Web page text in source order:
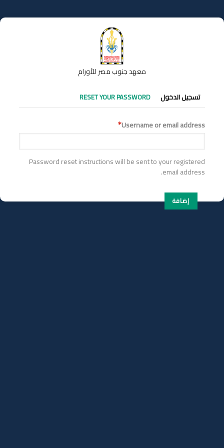
إلى
المحتوى
معهد جنوب مصر للأورام
التبويبات
الأساسية
تسجيل الدخول RESET YOUR PASSWORD
Username or email address
Password reset instructions will be sent to your registered
email address.